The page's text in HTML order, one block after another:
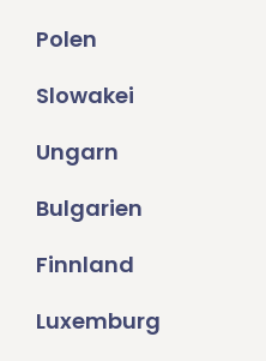
Polen
Slowakei
Ungarn
Bulgarien
Finnland
Luxemburg